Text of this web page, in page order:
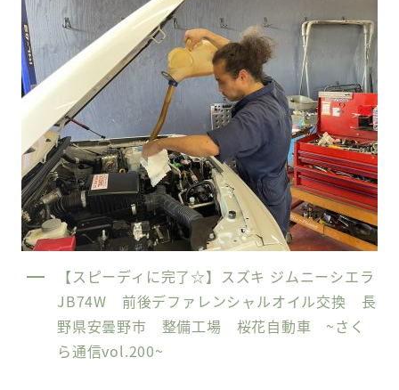
【スピーディに完了☆】スズキ ジムニーシエラ
JB74W 前後デファレンシャルオイル交換 長
野県安曇野市 整備工場 桜花自動車 ~さく
ら通信vol.200~